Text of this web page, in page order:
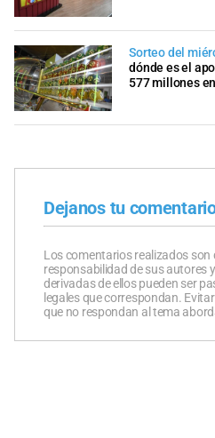
Sorteo del
dónde es el
577 millones
Dejanos tu
Los comentarios realizados son
responsabilidad de sus autores
derivadas de ellos pueden ser
legales que correspondan.
que no respondan al tema